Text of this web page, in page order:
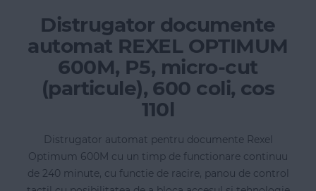
Distrugator documente
automat REXEL OPTIMUM
600M, P5, micro-cut
(particule), 600 coli, cos
110l
Distrugator automat pentru documente Rexel
Optimum 600M cu un timp de functionare continuu
de 240 minute, cu functie de racire, panou de control